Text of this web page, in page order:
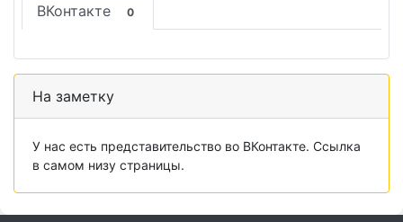
ВКонтакте 0
На заметку
У нас есть представительство во ВКонтакте. Ссылка
в самом низу страницы.